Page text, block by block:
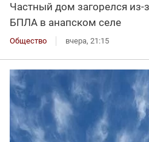
Частный дом загорелся
БПЛА в анапском селе
Общество вчера, 21:15